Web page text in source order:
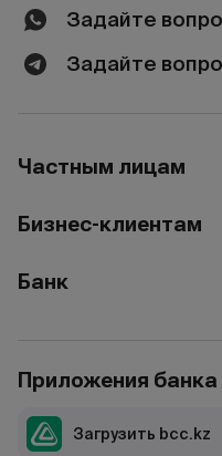
Задайте
Задайте
Частным лицам
Бизнес-клиентам
Банк
Приложения банка
Загрузить bcc.kz